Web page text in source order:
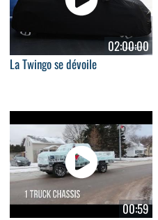
02:00:00
La Twingo se dévoile
00:59